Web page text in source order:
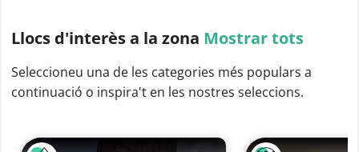
Llocs d'interèsa la zona Mostrar tots
Seleccioneu una de les categories més populars a
continuació o inspira't en les nostres seleccions.